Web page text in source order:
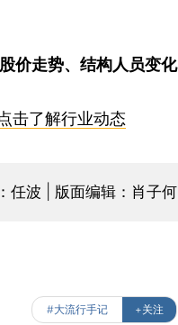
价走势、结构人员变化
击了解行业动态
任波 | 版面编辑：肖子何
#大流行手记 +关注